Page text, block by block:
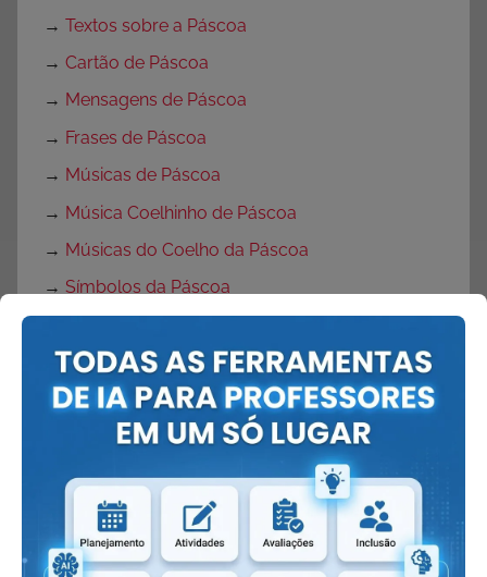
→ Textos sobre a Páscoa
→ Cartão de Páscoa
→ Mensagens de Páscoa
→ Frases de Páscoa
→ Músicas de Páscoa
→ Música Coelhinho de Páscoa
→ Músicas do Coelho da Páscoa
→ Símbolos da Páscoa
→ Dinâmicas de Páscoa
→Máscaras de Coelhinho
Máscaras de Páscoa
Lembrancinhas de Páscoa
Lembrancinhas de pascoa com moldes
→Lembrancinhas de Páscoa para escola